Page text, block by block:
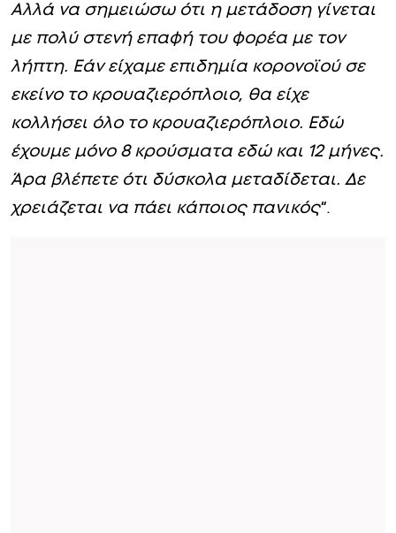
Αλλά να σημειώσω ότι η μετάδοση γίνεται
με πολύ στενή επαφή του φορέα με τον
λήπτη. Εάν είχαμε επιδημία κορονοϊού σε
εκείνο το κρουαζιερόπλοιο, θα είχε
κολλήσει όλο το κρουαζιερόπλοιο. Εδώ
έχουμε μόνο 8 κρούσματα εδώ και 12 μήνες.
Άρα βλέπετε ότι δύσκολα μεταδίδεται. Δε
χρειάζεται να πάει κάποιος πανικός“.